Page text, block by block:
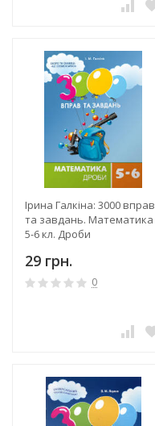
Ірина Галкіна: 3000 вправ
та завдань. Математика
5-6 кл. Дроби
29 грн.
0